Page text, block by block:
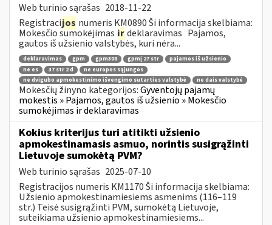
Web turinio sąrašas 2018-11-22
Registracijos numeris KM0890 Ši informacija skelbiama:
Mokesčio sumokėjimas irdeklaravimas Pajamos,
gautos iš užsienio valstybės, kuri nėra...
deklaravimas gpm gpm308 gpmį 27 str
pajamos iš užsienio
ne es
37 str 2 d
ne europos sąjungos
ne dvigubo apmokestinimo išvengimo sutarties valstybė
ne dais valstybė
Mokesčių žinyno kategorijos:Gyventojų pajamų
mokestis » Pajamos, gautos iš užsienio » Mokesčio
sumokėjimas ir deklaravimas
Kokius kriterijus turi atitikti užsienio
apmokestinamasis asmuo, norintis susigrąžinti
Lietuvoje sumokėtą PVM?
Web turinio sąrašas 2025-07-10
Registracijos numeris KM1170 Ši informacija skelbiama:
Užsienio apmokestinamiesiems asmenims (116–119
str.) Teisė susigrąžinti PVM, sumokėtą Lietuvoje,
suteikiama užsienio apmokestinamiesiems...